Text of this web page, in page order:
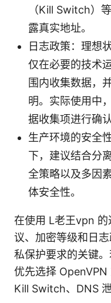
（Kill Switch）
露真实地址。
日志政策：理想
仅在必要的技术
围内收集数据，
明。实际使用中
据收集项进行确认
生产环境的安全
下，建议结合分
全策略以及多因
体安全性。
在使用 L老王vpn
议、加密等级和日
私保护要求的关键
优先选择
Kill Switch、DNS